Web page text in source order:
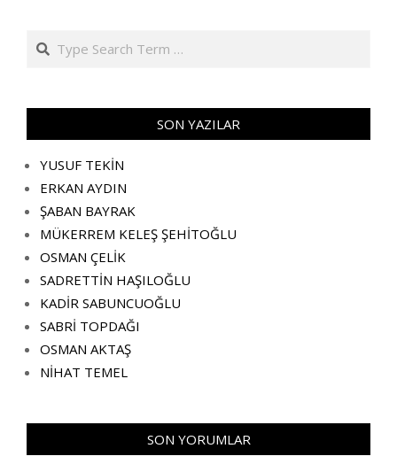
Search
SON YAZILAR
YUSUF TEKİN
ERKAN AYDIN
ŞABAN BAYRAK
MÜKERREM KELEŞ ŞEHİTOĞLU
OSMAN ÇELİK
SADRETTİN HAŞILOĞLU
KADİR SABUNCUOĞLU
SABRİ TOPDAĞI
OSMAN AKTAŞ
NİHAT TEMEL
SON YORUMLAR